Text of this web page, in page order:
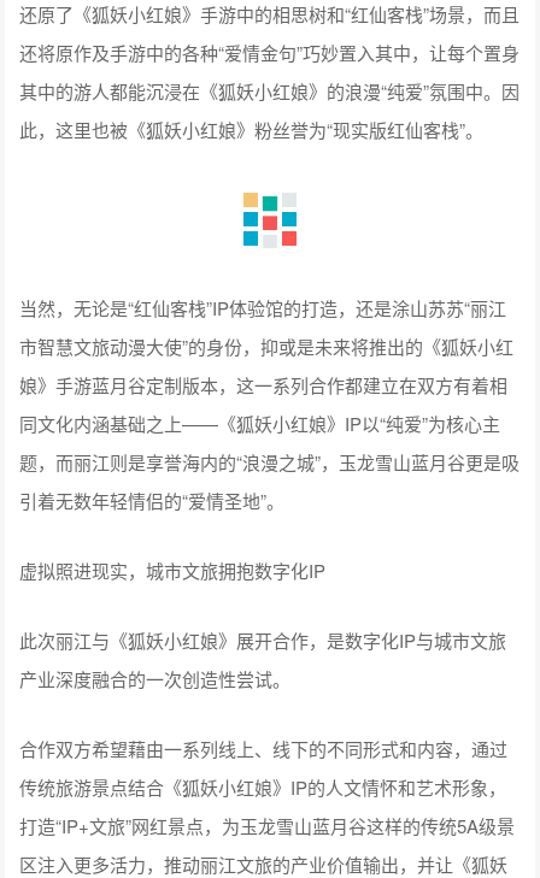
还原了《狐妖小红娘》手游中的相思树和“红仙客栈”场景，而且
还将原作及手游中的各种“爱情金句”巧妙置入其中，让每个置身
其中的游人都能沉浸在《狐妖小红娘》的浪漫“纯爱”氛围中。因
此，这里也被《狐妖小红娘》粉丝誉为“现实版红仙客栈”。
当然，无论是“红仙客栈”IP体验馆的打造，还是涂山苏苏“丽江
娘》手游蓝月谷定制版本，这一系列合作都建立在双方有着相
同文化内涵基础之上——《狐妖小红娘》IP以“纯爱”为核心主
题，而丽江则是享誉海内的“浪漫之城”，玉龙雪山蓝月谷更是吸
引着无数年轻情侣的“爱情圣地”。
虚拟照进现实，城市文旅拥抱数字化IP
此次丽江与《狐妖小红娘》展开合作，是数字化IP与城市文旅
合作双方希望藉由一系列线上、线下的不同形式和内容，通过
打造“IP+文旅”网红景点，为玉龙雪山蓝月谷这样的传统5A级景
区注入更多活力，推动丽江文旅的产业价值输出，并让《狐妖
小红娘》IP的影响力向动漫、游戏爱好者群体之外的更多圈层
延展。